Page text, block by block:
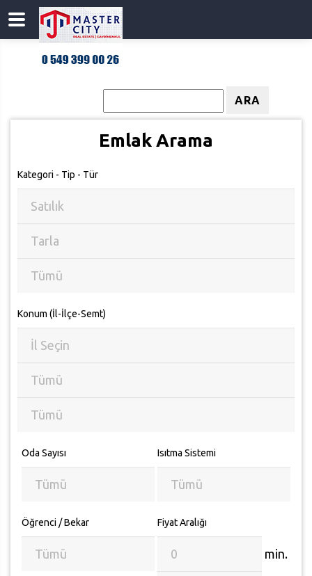
ARA
Emlak Arama
Kategori - Tip - Tür
Konum (İl-İlçe-Semt)
Oda Sayısı Isıtma Sistemi
Öğrenci / Bekar Fiyat Aralığı
min.